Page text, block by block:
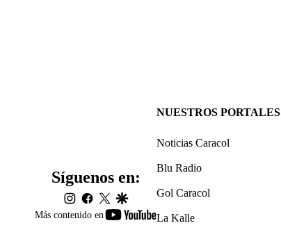
Más contenido en
youtube-
Síguenos en:
instagram
facebook
twittergoogle
NUESTROS PORTALES
Noticias Caracol
Blu Radio
Gol Caracol
La Kalle